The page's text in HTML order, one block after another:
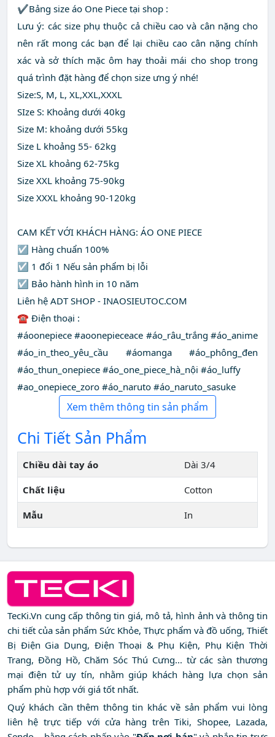
✔️Bảng size áo One Piece tại shop :
Lưu ý: các size phụ thuộc cả chiều cao và cân nặng cho
nên rất mong các bạn để lại chiều cao cân nặng chính
xác và sở thích mặc ôm hay thoải mái cho shop trong
quá trình đặt hàng để chọn size ưng ý nhé!
Size:S, M, L, XL,XXL,XXXL
SIze S: Khoảng dưới 40kg
Size M: khoảng dưới 55kg
Size L khoảng 55- 62kg
Size XL khoảng 62-75kg
Size XXL khoảng 75-90kg
Size XXXL khoảng 90-120kg
CAM KẾT VỚI KHÁCH HÀNG: ÁO ONE PIECE
☑️ Hàng chuẩn 100%
☑️ 1 đổi 1 Nếu sản phẩm bị lỗi
☑️ Bảo hành hình in 10 năm
Liên hệ ADT SHOP - INAOSIEUTOC.COM
☎ Điện thoại :
#áoonepiece #aoonepieceace #áo_râu_trắng #áo_anime
#áo_in_theo_yêu_cầu #áomanga #áo_phông_đen
#áo_thun_onepiece #áo_one_piece_hà_nội #áo_luffy
#ao_onepiece_zoro #áo_naruto #áo_naruto_sasuke
Xem thêm thông tin sản phẩm
Chi Tiết Sản Phẩm
Chiều dài tay áo Dài 3/4
Chất liệu Cotton
Mẫu In
TecKi.Vn cung cấp thông tin giá, mô tả, hình ảnh và thông tin
chi tiết của sản phẩm Sức Khỏe, Thực phẩm và đồ uống, Thiết
Bị Điện Gia Dụng, Điện Thoại & Phụ Kiện, Phụ Kiện Thời
Trang, Đồng Hồ, Chăm Sóc Thú Cưng... từ các sàn thương
mại điện tử uy tín, nhằm giúp khách hàng lựa chọn sản
phẩm phù hợp với giá tốt nhất.
Quý khách cần thêm thông tin khác về sản phẩm vui lòng
liên hệ trực tiếp với cửa hàng trên Tiki, Shopee, Lazada,